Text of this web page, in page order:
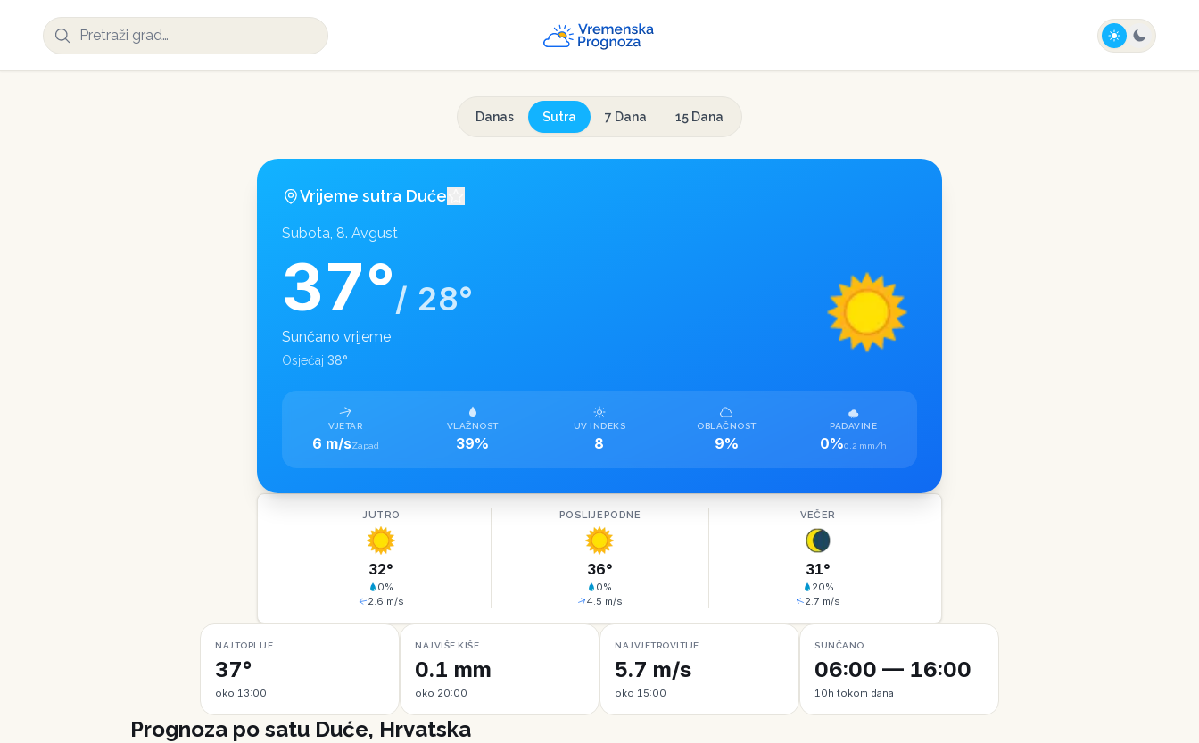
Danas Sutra 7 Dana 15 Dana
Vrijeme sutra Duće
Subota, 8. Avgust
37°/ 28°
Sunčano vrijeme
Osjećaj 38°
VJETAR
6 m/sZapad
VLAŽNOST
39%
UV INDEKS
8
OBLAČNOST
9%
PADAVINE
0%0.2 mm/h
JUTRO
32°
0%
2.6 m/s
POSLIJEPODNE
36°
0%
4.5 m/s
VEČER
31°
20%
2.7 m/s
NAJTOPLIJE
37°
oko 13:00
NAJVIŠE KIŠE
0.1 mm
oko 20:00
NAJVJETROVITIJE
5.7 m/s
oko 15:00
SUNČANO
06:00 — 16:00
10h tokom dana
Prognoza po satu Duće, Hrvatska